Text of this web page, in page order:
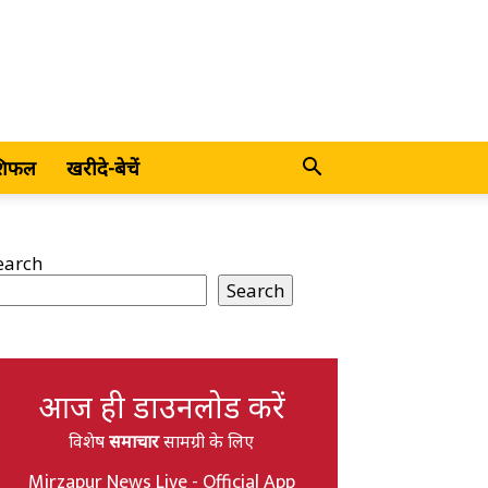
खरीदे-बेचें
Search
आज ही डाउनलोड करें
विशेषसमाचारसामग्री के लिए